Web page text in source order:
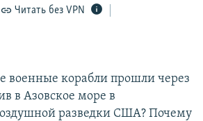
Читать без VPN
военные корабли прошли через
в Азовское море в
разведки США? Почему